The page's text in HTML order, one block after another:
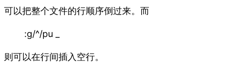
可以把整个文件的行顺序倒过来。而
:g/^/pu _
则可以在行间插入空行。